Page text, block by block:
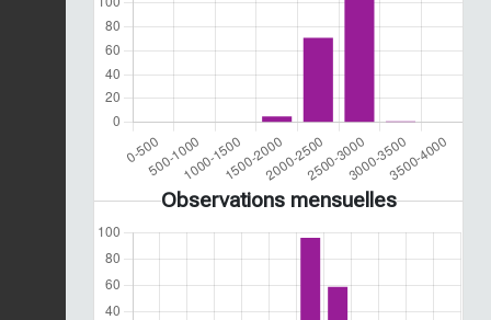
Observations mensuelles